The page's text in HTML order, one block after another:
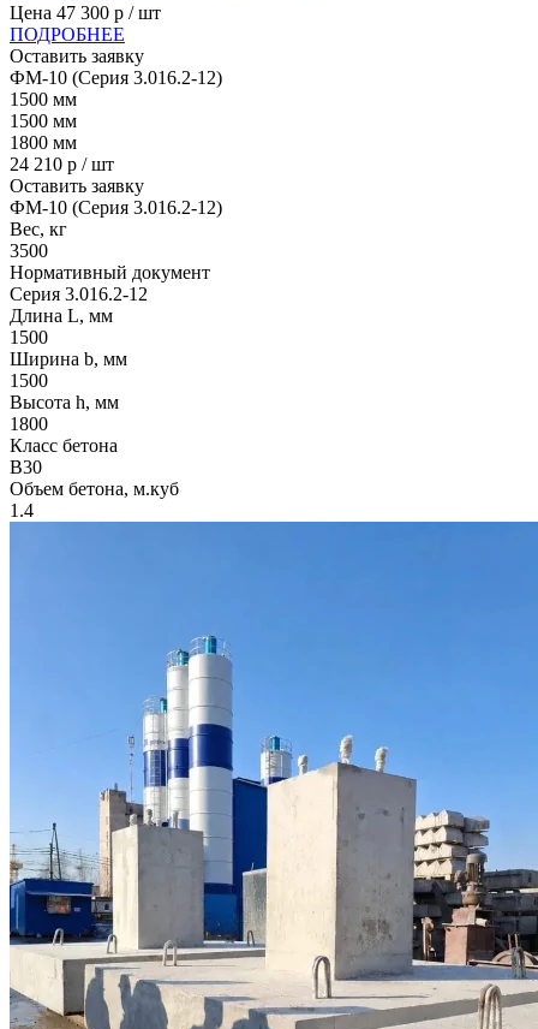
Цена 47 300 р / шт
ПОДРОБНЕЕ
Оставить заявку
ФМ-10 (Серия 3.016.2-12)
1500 мм
1500 мм
1800 мм
24 210 р / шт
Оставить заявку
ФМ-10 (Серия 3.016.2-12)
Вес, кг
3500
Нормативный документ
Серия 3.016.2-12
Длина L, мм
1500
Ширина b, мм
1500
Высота h, мм
1800
Класс бетона
B30
Объем бетона, м.куб
1.4